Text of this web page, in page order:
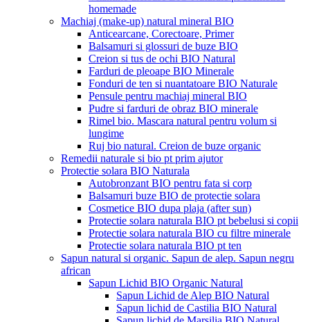
homemade
Machiaj (make-up) natural mineral BIO
Anticearcane, Corectoare, Primer
Balsamuri si glossuri de buze BIO
Creion si tus de ochi BIO Natural
Farduri de pleoape BIO Minerale
Fonduri de ten si nuantatoare BIO Naturale
Pensule pentru machiaj mineral BIO
Pudre si farduri de obraz BIO minerale
Rimel bio. Mascara natural pentru volum si
lungime
Ruj bio natural. Creion de buze organic
Remedii naturale si bio pt prim ajutor
Protectie solara BIO Naturala
Autobronzant BIO pentru fata si corp
Balsamuri buze BIO de protectie solara
Cosmetice BIO dupa plaja (after sun)
Protectie solara naturala BIO pt bebelusi si copii
Protectie solara naturala BIO cu filtre minerale
Protectie solara naturala BIO pt ten
Sapun natural si organic. Sapun de alep. Sapun negru
african
Sapun Lichid BIO Organic Natural
Sapun Lichid de Alep BIO Natural
Sapun lichid de Castilia BIO Natural